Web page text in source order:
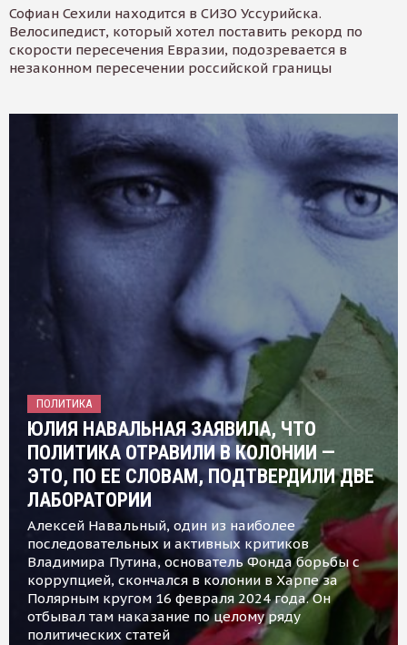
Софиан Сехили находится в СИЗО Уссурийска.
Велосипедист, который хотел поставить рекорд по
скорости пересечения Евразии, подозревается в
незаконном пересечении российской границы
ПОЛИТИКА
ЮЛИЯ НАВАЛЬНАЯ ЗАЯВИЛА, ЧТО
ПОЛИТИКА ОТРАВИЛИ В КОЛОНИИ —
ЭТО, ПО ЕЕ СЛОВАМ, ПОДТВЕРДИЛИ ДВЕ
ЛАБОРАТОРИИ
Алексей Навальный, один из наиболее
последовательных и активных критиков
Владимира Путина, основатель Фонда борьбы с
коррупцией, скончался в колонии в Харпе за
Полярным кругом 16 февраля 2024 года. Он
отбывал там наказание по целому ряду
политических статей